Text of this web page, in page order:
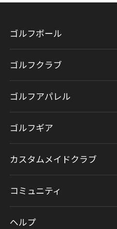
ゴルフボール
ゴルフクラブ
ゴルフアパレル
ゴルフギア
カスタムメイドクラブ
コミュニティ
ヘルプ